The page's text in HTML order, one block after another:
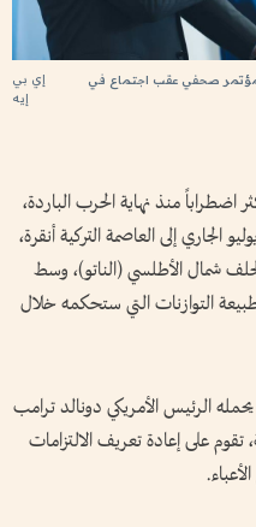
إي بي
إيه
مؤتمر صحفي عقب اجتماع في
اضطراباً منذ نهاية الحرب الباردة،
تتجه أنظار العواصم الأطلسية يومي 7 و8 يوليو الجاري إلى العاصمة التركية أنقرة،
شمال الأطلسي (الناتو)، وسط
التوازنات التي ستحكمه خلال
الرئيس الأمريكي دونالد ترامب
تقوم على إعادة تعريف الالتزامات